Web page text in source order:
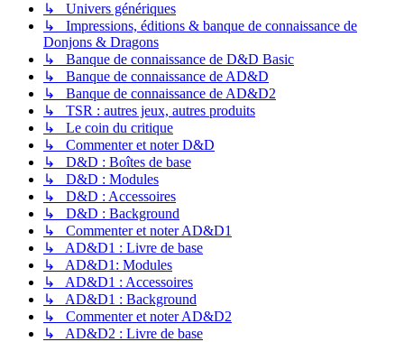
↳ Univers génériques
↳ Impressions, éditions & banque de connaissance de
Donjons & Dragons
↳ Banque de connaissance de D&D Basic
↳ Banque de connaissance de AD&D
↳ Banque de connaissance de AD&D2
↳ TSR : autres jeux, autres produits
↳ Le coin du critique
↳ Commenter et noter D&D
↳ D&D : Boîtes de base
↳ D&D : Modules
↳ D&D : Accessoires
↳ D&D : Background
↳ Commenter et noter AD&D1
↳ AD&D1 : Livre de base
↳ AD&D1: Modules
↳ AD&D1 : Accessoires
↳ AD&D1 : Background
↳ Commenter et noter AD&D2
↳ AD&D2 : Livre de base